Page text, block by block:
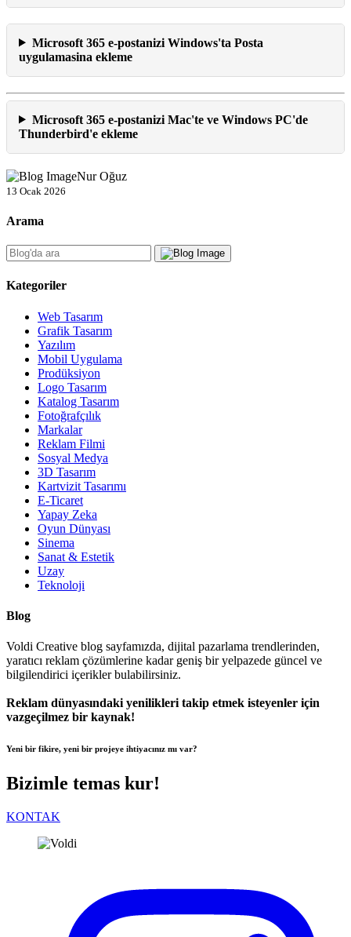
Microsoft 365 e-postanizi Windows'ta Posta
uygulamasina ekleme
Microsoft 365 e-postanizi Mac'te ve Windows PC'de
Thunderbird'e ekleme
Nur Oğuz
13 Ocak 2026
Arama
Kategoriler
Web Tasarım
Grafik Tasarım
Yazılım
Mobil Uygulama
Prodüksiyon
Logo Tasarım
Katalog Tasarım
Fotoğrafçılık
Markalar
Reklam Filmi
Sosyal Medya
3D Tasarım
Kartvizit Tasarımı
E-Ticaret
Yapay Zeka
Oyun Dünyası
Sinema
Sanat & Estetik
Uzay
Teknoloji
Blog
Voldi Creative blog sayfamızda, dijital pazarlama trendlerinden,
yaratıcı reklam çözümlerine kadar geniş bir yelpazede güncel ve
bilgilendirici içerikler bulabilirsiniz.
Reklam dünyasındaki yenilikleri takip etmek isteyenler için
vazgeçilmez bir kaynak!
Yeni bir fikire, yeni bir projeye ihtiyacınız mı var?
Bizimle temas kur!
KONTAK